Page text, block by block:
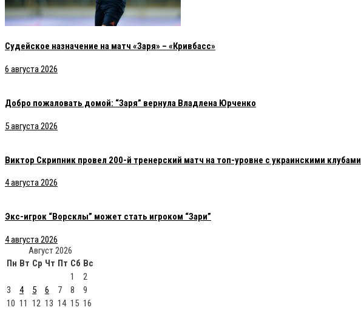
Судейское назначение на матч «Заря» – «Кривбасс»
6 августа 2026
Добро пожаловать домой: “Заря” вернула Владлена Юрченко
5 августа 2026
Виктор Скрипник провел 200-й тренерский матч на топ-уровне с украинскими клубами
4 августа 2026
Экс-игрок “Ворсклы” может стать игроком “Зари”
4 августа 2026
Август 2026
Пн Вт Ср Чт Пт Сб Вс
1
2
3
4 5 6 7 8
9
10 11 12 13 14 15 16